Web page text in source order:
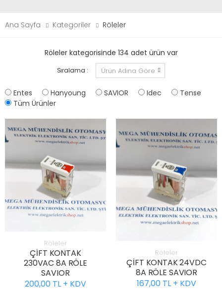
Ana Sayfa Kategoriler Röleler
Röleler kategorisinde 134 adet ürün var
Sıralama :
Entes Hanyoung SAVIOR Idec
Tense
Tüm Ürünler
Röleler
ÇİFT KONTAK
230VAC 8A RÖLE
SAVIOR
200,00 TL + KDV
Röleler
ÇİFT KONTAK 24VDC
8A RÖLE SAVIOR
167,00 TL + KDV